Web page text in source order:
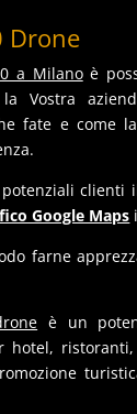
Drone
a Milanoè
Vostra
fate e come
clienti
Google Maps
farne
è un
hotel,